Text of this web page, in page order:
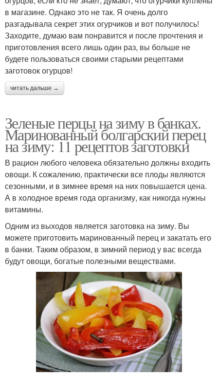
в магазине. Однако это не так. Я очень долго
разгадывала секрет этих огурчиков и вот получилось!
Заходите, думаю вам понравится и после прочтения и
приготовления всего лишь один раз, вы больше не
будете пользоваться своими старыми рецептами
заготовок огурцов!
читать дальше →
Зеленые перцы на зиму в банках.
Маринованный болгарский перец
на зиму: 11 рецептов заготовки
В рацион любого человека обязательно должны входить
овощи. К сожалению, практически все плоды являются
сезонными, и в зимнее время на них повышается цена.
А в холодное время года организму, как никогда нужны
витамины.
Одним из выходов является заготовка на зиму. Вы
можете приготовить маринованный перец и закатать его
в банки. Таким образом, в зимний период у вас всегда
будут овощи, богатые полезными веществами.